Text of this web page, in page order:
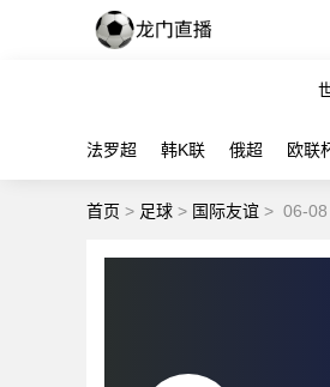
法罗超 韩K联 俄超 欧联
首页 > 足球 > 国际友谊 > 06-